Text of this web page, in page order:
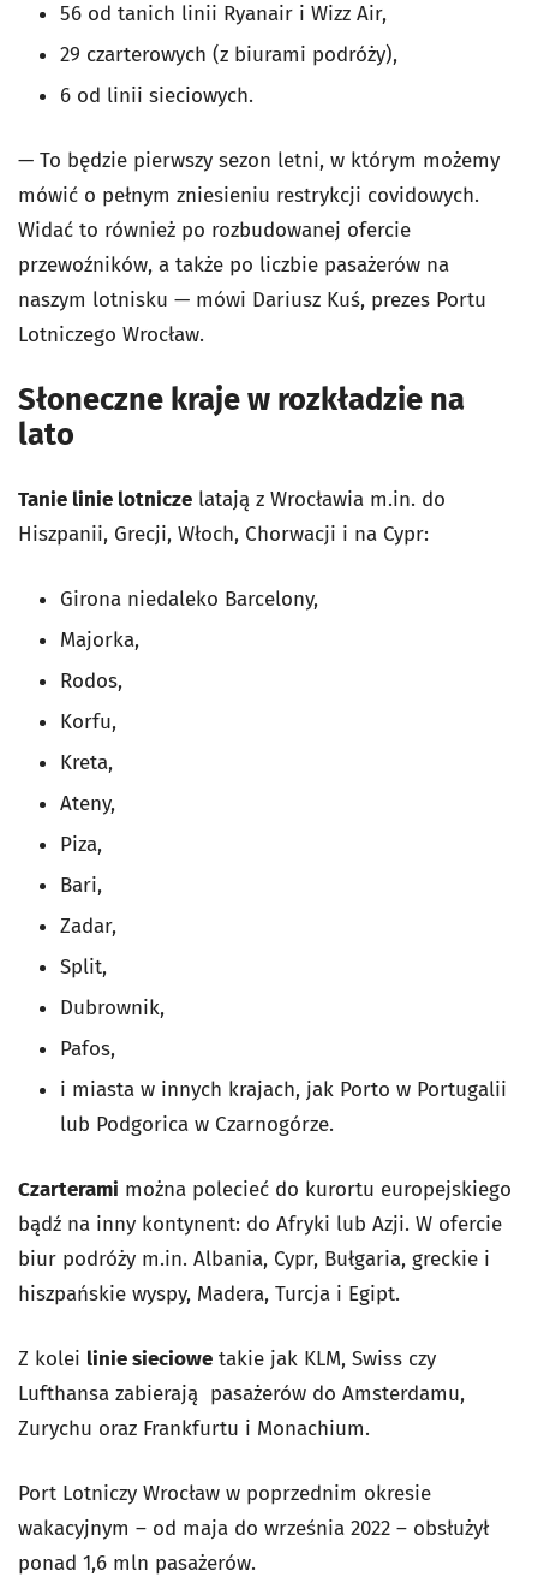
56 od tanich linii Ryanair i Wizz Air,
29 czarterowych (z biurami podróży),
6 od linii sieciowych.
— To będzie pierwszy sezon letni, w którym możemy
mówić o pełnym zniesieniu restrykcji covidowych.
Widać to również po rozbudowanej ofercie
przewoźników, a także po liczbie pasażerów na
naszym lotnisku — mówi Dariusz Kuś, prezes Portu
Lotniczego Wrocław.
Słoneczne kraje w rozkładzie na
lato
Tanie linie lotnicze latają z Wrocławia m.in. do
Hiszpanii, Grecji, Włoch, Chorwacji i na Cypr:
Girona niedaleko Barcelony,
Majorka,
Rodos,
Korfu,
Kreta,
Ateny,
Piza,
Bari,
Zadar,
Split,
Dubrownik,
Pafos,
i miasta w innych krajach, jak Porto w Portugalii
lub Podgorica w Czarnogórze.
Czarterami można polecieć do kurortu europejskiego
bądź na inny kontynent: do Afryki lub Azji. W ofercie
biur podróży m.in. Albania, Cypr, Bułgaria, greckie i
hiszpańskie wyspy, Madera, Turcja i Egipt.
Z kolei linie sieciowe takie jak KLM, Swiss czy
Lufthansa zabierają pasażerów do Amsterdamu,
Zurychu oraz Frankfurtu i Monachium.
Port Lotniczy Wrocław w poprzednim okresie
wakacyjnym – od maja do września 2022 – obsłużył
ponad 1,6 mln pasażerów.